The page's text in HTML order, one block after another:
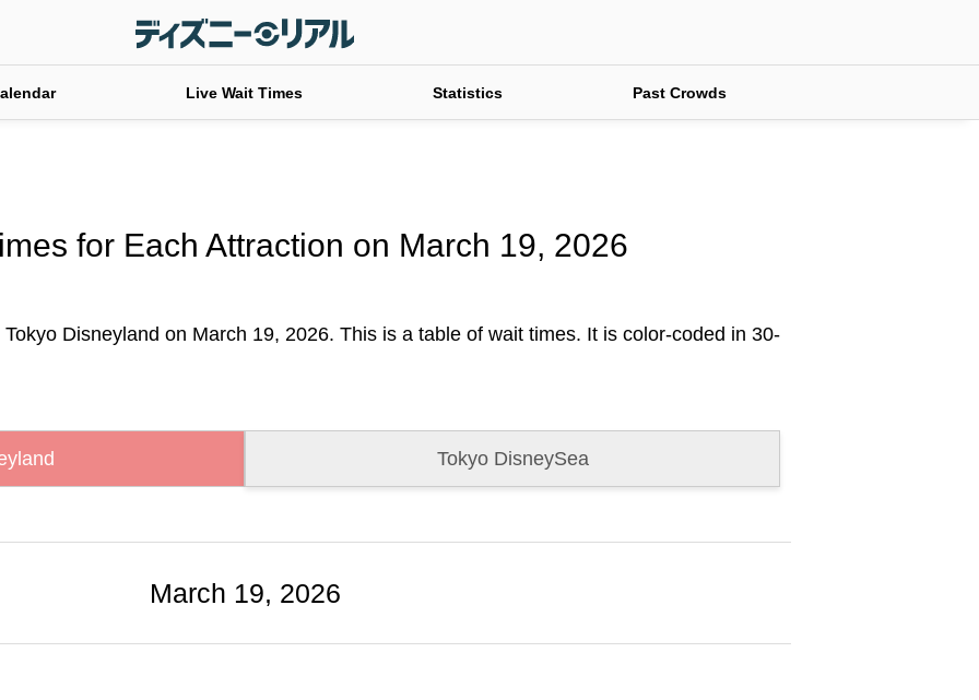
Live Wait Times Statistics Past Crowds
for Each Attraction on March 19, 2026
Disneyland on March 19, 2026. This is a table of wait times. It is color-coded in 30-
Tokyo DisneySea
March 19, 2026